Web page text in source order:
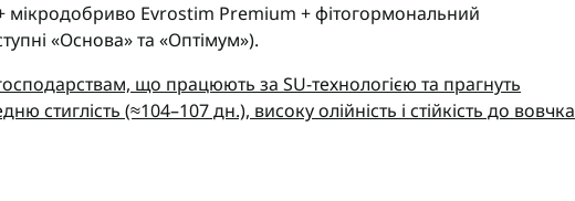
мікродобриво Evrostim Premium + фітогормональний
«Основа» та «Оптімум»).
що працюють за SU-технологією та прагнуть
стиглість (≈104–107 дн.), високу олійність і стійкість до вовчка